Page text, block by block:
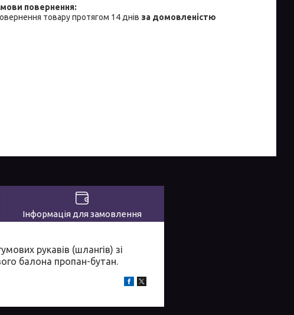
товару протягом 14 днів за домовленістю
Інформація для замовлення
рукавів (шлангів) зі
балона пропан-бутан.